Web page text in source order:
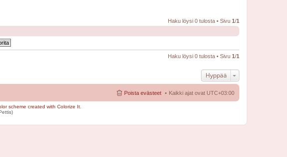
Haku löysi 0 tulosta • Sivu 1/1
Haku löysi 0 tulosta • Sivu 1/1
Hyppää
Kaikki ajat ovat UTC+03:00
Poista evästeet
scheme created with Colorize It